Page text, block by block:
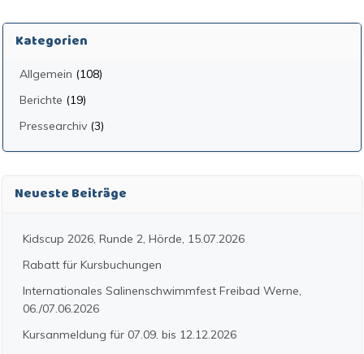
Kategorien
Allgemein (108)
Berichte (19)
Pressearchiv (3)
Neueste Beiträge
Kidscup 2026, Runde 2, Hörde, 15.07.2026
Rabatt für Kursbuchungen
Internationales Salinenschwimmfest Freibad Werne,
06./07.06.2026
Kursanmeldung für 07.09. bis 12.12.2026